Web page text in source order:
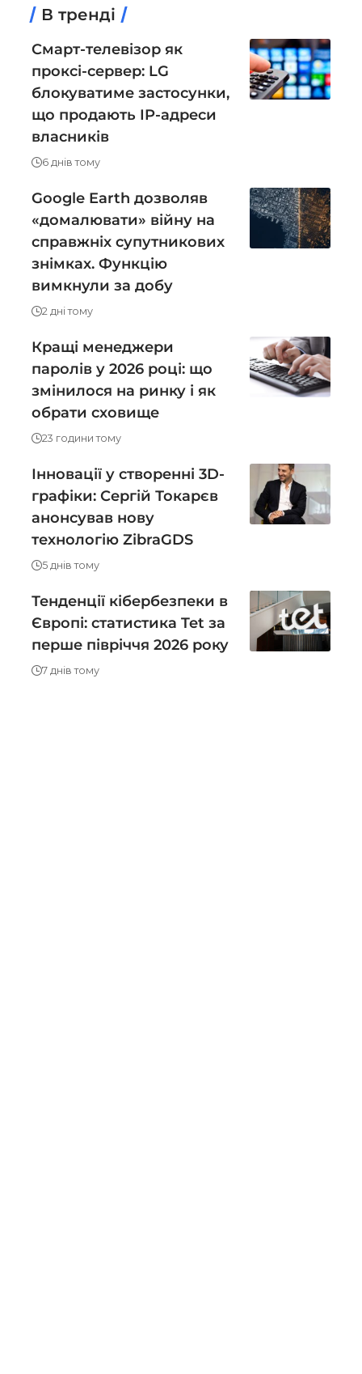
В тренді
Смарт-телевізор як
проксі-сервер: LG
блокуватиме застосунки,
що продають IP-адреси
власників
6 днів тому
Google Earth дозволяв
«домалювати» війну на
справжніх супутникових
знімках. Функцію
вимкнули за добу
2 дні тому
Кращі менеджери
паролів у 2026 році: що
змінилося на ринку і як
обрати сховище
23 години тому
Інновації у створенні 3D-
графіки: Сергій Токарєв
анонсував нову
технологію ZibraGDS
5 днів тому
Тенденції кібербезпеки в
Європі: статистика Tet за
перше півріччя 2026 року
7 днів тому